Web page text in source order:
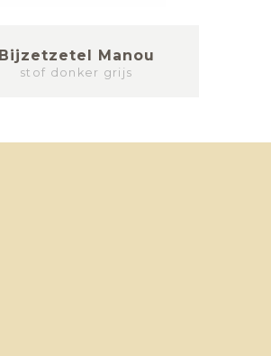
Bijzetzetel Manou
stof donker grijs